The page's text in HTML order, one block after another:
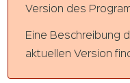
Version des
Eine Beschreibung
aktuellen Version